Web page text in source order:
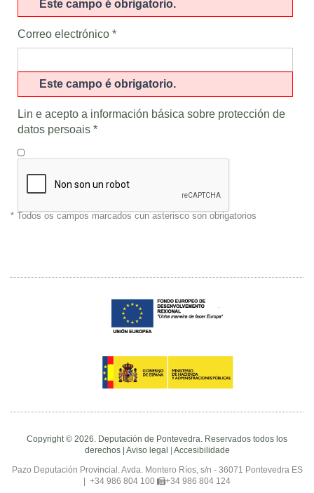
Este campo é obrigatorio.
Correo electrónico *
Este campo é obrigatorio.
Lin e acepto a información básica sobre protección de
datos persoais *
* Todos os campos marcados cun asterisco son obrigatorios
Copyright © 2026. Deputación de Pontevedra. Reservados todos los
derechos | Aviso legal | Accesibilidade
Pazo Deputación Provincial. Avda. Montero Ríos, s/n - 36071 Pontevedra ES
| +34 986 804 100 +34 986 804 124